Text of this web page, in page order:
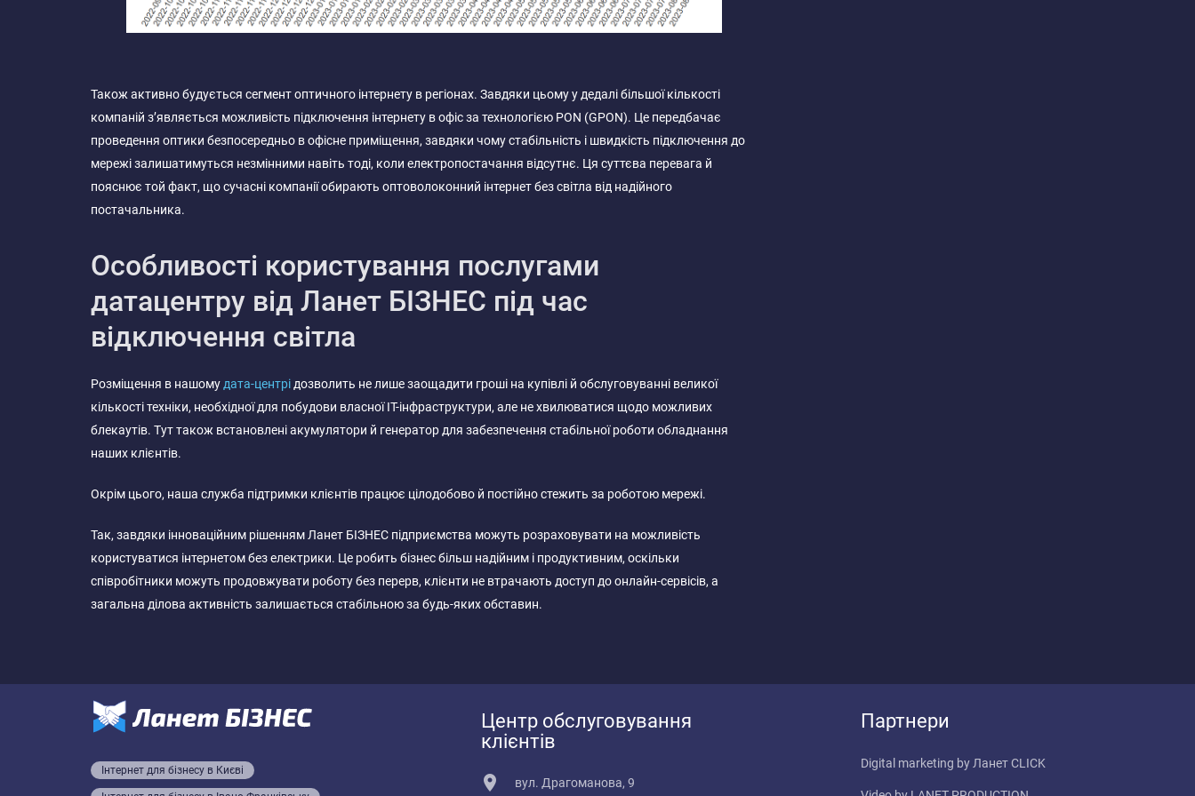
Також активно будується сегмент оптичного інтернету в регіонах. Завдяки цьому у дедалі більшої кількості
компаній з’являється можливість підключення інтернету в офіс за технологією PON (GPON). Це передбачає
проведення оптики безпосередньо в офісне приміщення, завдяки чому стабільність і швидкість підключення до
мережі залишатимуться незмінними навіть тоді, коли електропостачання відсутнє. Ця суттєва перевага й
пояснює той факт, що сучасні компанії обирають оптоволоконний інтернет без світла від надійного
постачальника.
Особливості користування послугами
датацентру від Ланет БІЗНЕС під час
відключення світла
Розміщення в нашому дата-центрі дозволить не лише заощадити гроші на купівлі й обслуговуванні великої
кількості техніки, необхідної для побудови власної IT-інфраструктури, але не хвилюватися щодо можливих
блекаутів. Тут також встановлені акумулятори й генератор для забезпечення стабільної роботи обладнання
наших клієнтів.
Окрім цього, наша служба підтримки клієнтів працює цілодобово й постійно стежить за роботою мережі.
Так, завдяки інноваційним рішенням Ланет БІЗНЕС підприємства можуть розраховувати на можливість
користуватися інтернетом без електрики. Це робить бізнес більш надійним і продуктивним, оскільки
співробітники можуть продовжувати роботу без перерв, клієнти не втрачають доступ до онлайн-сервісів, а
загальна ділова активність залишається стабільною за будь-яких обставин.
Інтернет для бізнесу в Києві
Центр обслуговування
клієнтів
вул. Драгоманова, 9
Партнери
Digital marketing by Ланет CLICK